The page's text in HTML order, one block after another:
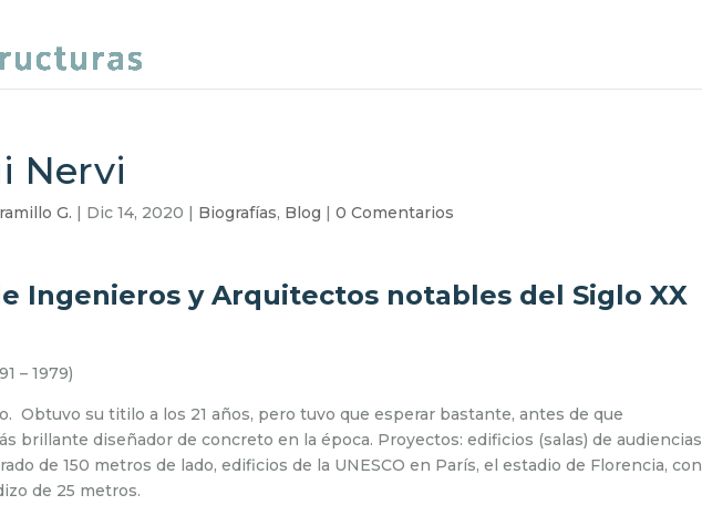
Nervi
G. | Dic 14, 2020 | Biografías, Blog |0 Comentarios
Ingenieros y Arquitectos notables del Siglo XX
– 1979)
Obtuvo su titilo a los 21 años, pero tuvo que esperar bastante, antes de que
brillante diseñador de concreto en la época. Proyectos: edificios (salas) de audiencias
de 150 metros de lado, edificios de la UNESCO en París, el estadio de Florencia, con
de 25 metros.